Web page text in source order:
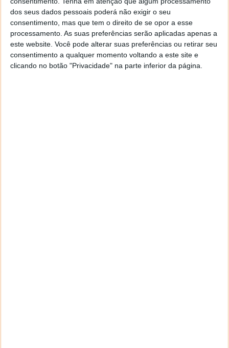
dos seus dados pessoais poderá não exigir o seu
consentimento, mas que tem o direito de se opor a esse
processamento. As suas preferências serão aplicadas apenas a
este website. Você pode alterar suas preferências ou retirar seu
consentimento a qualquer momento voltando a este site e
clicando no botão "Privacidade" na parte inferior da página.